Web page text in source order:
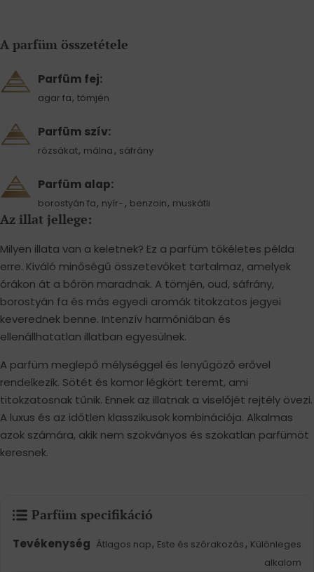
A parfüm összetétele
Parfüm fej:
agar fa, tömjén
Parfüm szív:
rózsákat, málna , sáfrány
Parfüm alap:
borostyán fa, nyír- , benzoin, muskátli
Az illat jellege:
Milyen illata van a keletnek? Ez a parfüm tökéletes példa
erre. Kiváló minőségű összetevőket tartalmaz, amelyek
órákon át a bőrön maradnak. A tömjén, oud, sáfrány,
borostyán fa és más egyedi aromák titokzatos jegyei
keverednek benne. Intenzív harmóniában és
ellenállhatatlan illatban egyesülnek.
A parfüm meglepő mélységgel és lenyűgöző erővel
rendelkezik. Sötét és komor légkört teremt, ami
titokzatosnak tűnik. Ennek az illatnak a viselőjét rejtély övezi.
A luxus és az időtlen klasszikusok kombinációja. Alkalmas
azok számára, akik nem szokványos és szokatlan parfümöt
keresnek.
Parfüm specifikáció
Tevékenység Átlagos nap, Este és szórakozás , Különleges
alkalom